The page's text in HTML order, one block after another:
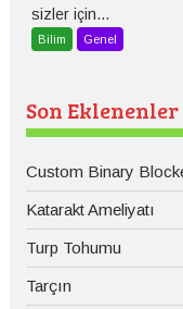
sizler için...
Bilim Genel
Son Eklenenler
Custom Binary
Katarakt Ameliyatı
Turp Tohumu
Tarçın